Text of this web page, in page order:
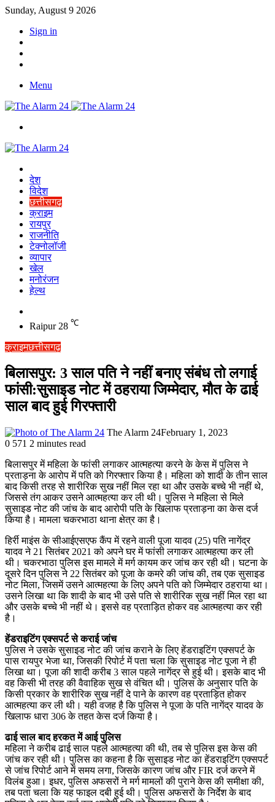
Sunday, August 9 2026
Sign in
Menu
देश
विदेश
छत्तीसगढ़
क्राइम
रायपुर
राजनीति
टेक्नोलॉजी
व्यापार
खेल
मनोरंजन
हेल्थ
skin
Raipur 28 ℃
क्राइमछत्तीसगढ़
बिलासपुर: 3 साल पति ने नहीं बनाए संबंध तो लगाई
फांसी:सुसाइड नोट में ठहराया जिम्मेदार, मौत के ढाई
साल बाद हुई गिरफ्तारी
The Alarm 24February 1, 2023
0 571 2 minutes read
बिलासपुर में महिला के फांसी लगाकर आत्महत्या करने के केस में पुलिस ने
प्रताड़ना के आरोप में पति को गिरफ्तार किया है। महिला को शादी के तीन साल
बाद किसी तरह से शारीरिक सुख नहीं मिल रहा था और उसके बच्चे भी नहीं थे,
जिससे तंग आकर उसने आत्महत्या कर ली थी। पुलिस ने महिला से मिले
सुसाइड नोट की जांच के बाद आरोपी पति के खिलाफ प्रताड़ना का केस दर्ज
किया है। मामला चकरभाठा थाना क्षेत्र का है।
हिर्री माइंस के सीआईएसएफ कैंप में रहने वाली पूजा यादव (25) पति नागेंद्र
यादव ने 21 सितंबर 2021 को अपने घर में फांसी लगाकर आत्महत्या कर ली
थी। चकरभाठा पुलिस इस मामले में मर्ग कायम कर जांच कर रही थी। घटना के
दूसरे दिन पुलिस ने 22 सितंबर को पूजा के कमरे की जांच की, तब एक सुसाइड
नोट मिला, जिसमें उसने आत्महत्या के लिए अपने पति को जिम्मेदार ठहराया था।
उसने लिखा था कि शादी के बाद भी उसे पति से शारीरिक सुख नहीं मिल रहा था
और उसके बच्चे भी नहीं थे। इससे वह प्रताड़ित होकर वह आत्महत्या कर रही
है।
हेंडराइटिंग एक्सपर्ट से कराई जांच
पुलिस ने उसके सुसाइड नोट की जांच कराने के लिए हेंडराइटिंग एक्सपर्ट के
पास रायपुर भेजा था, जिसकी रिपोर्ट में पता चला कि सुसाइड नोट पूजा ने ही
लिखा था। पूजा की शादी करीब 3 साल पहले नागेंद्र से हुई थी। इसके बाद भी
वह किसी भी तरह की वैवाहिक सुख से वंचित थी। पुलिस के अनुसार पति के
किसी प्रकार के शारीरिक सुख नहीं दे पाने के कारण वह प्रताड़ित होकर
आत्महत्या कर ली थी। यही वजह है कि पुलिस ने पूजा के पति नागेंद्र यादव के
खिलाफ धारा 306 के तहत केस दर्ज किया है।
ढाई साल बाद हरकत में आई पुलिस
महिला ने करीब ढाई साल पहले आत्महत्या की थी, तब से पुलिस इस केस की
जांच कर रही थी। पुलिस का कहना है कि सुसाइड नोट का हेंडराइटिंग एक्सपर्ट
से जांच रिपोर्ट आने में समय लगा, जिसके कारण जांच और FIR दर्ज करने में
विलंब हुआ। इधर, पुलिस अफसरों ने मर्ग मामलों की पुराने केस की समीक्षा की,
तब पता चला कि यह फाइल दबी हुई थी। पुलिस अफसरों के निर्देश के बाद